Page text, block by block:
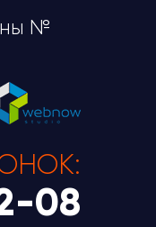
№
08